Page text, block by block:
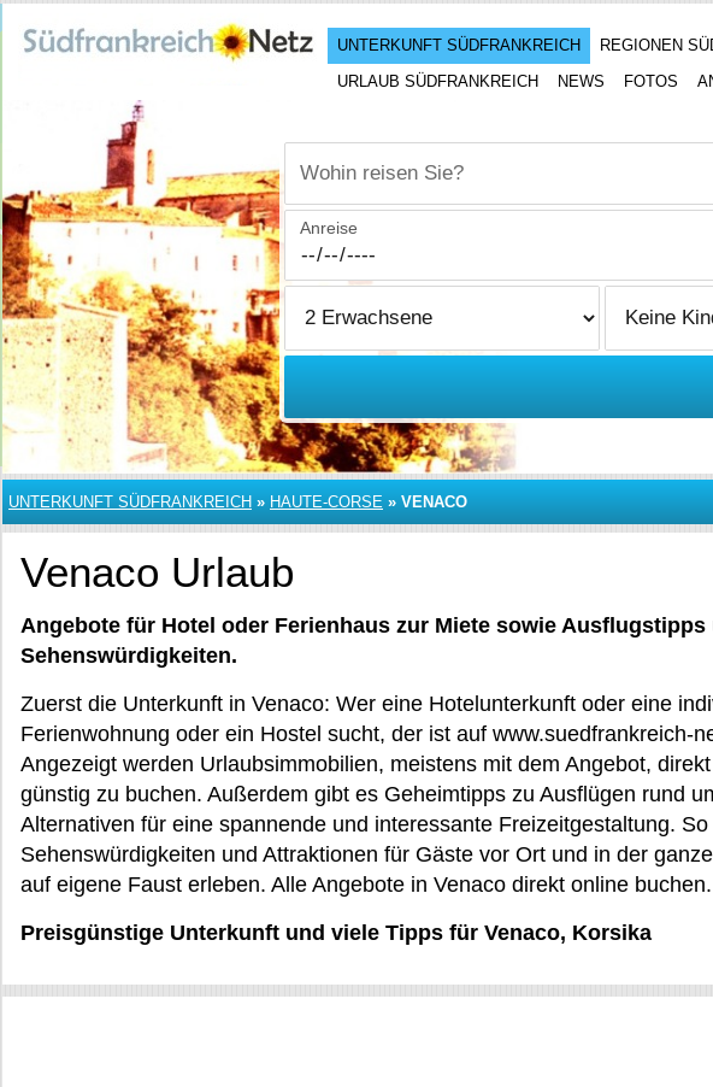
UNTERKUNFT SÜDFRANKREICH REGIONEN
URLAUB SÜDFRANKREICH
NEWS FOTOS
Wohin reisen Sie?
Anreise
UNTERKUNFT SÜDFRANKREICH » HAUTE-CORSE » VENACO
Venaco Urlaub
Angebote für Hotel oder Ferienhaus zur Miete sowie Ausflugstipps
Sehenswürdigkeiten.
Zuerst die Unterkunft in Venaco: Wer eine Hotelunterkunft oder eine
Ferienwohnung oder ein Hostel sucht, der ist auf www.suedfrankreich-
Angezeigt werden Urlaubsimmobilien, meistens mit dem Angebot,
günstig zu buchen. Außerdem gibt es Geheimtipps zu Ausflügen rund
Alternativen für eine spannende und interessante Freizeitgestaltung.
Sehenswürdigkeiten und Attraktionen für Gäste vor Ort und in der
auf eigene Faust erleben. Alle Angebote in Venaco direkt online buchen.
Preisgünstige Unterkunft und viele Tipps für Venaco, Korsika